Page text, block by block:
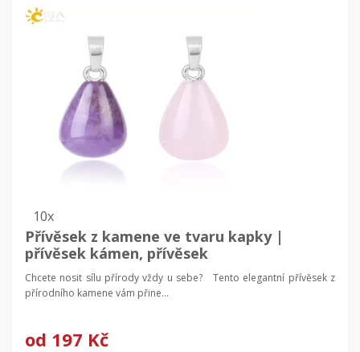
10x
Přívěsek z kamene ve tvaru kapky |
přívěsek kámen, přívěsek
Chcete nosit sílu přírody vždy u sebe? Tento elegantní přívěsek z
přírodního kamene vám přine...
od 197 Kč